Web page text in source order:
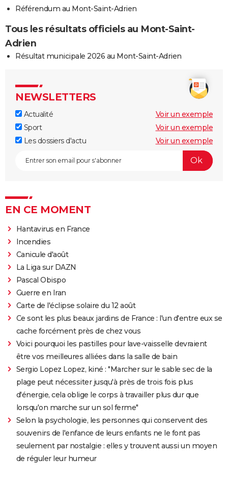
Référendum au Mont-Saint-Adrien
Tous les résultats officiels au Mont-Saint-
Adrien
Résultat municipale 2026 au Mont-Saint-Adrien
NEWSLETTERS
Actualité
Voir un exemple
Sport
Voir un exemple
Les dossiers d'actu
Voir un exemple
EN CE MOMENT
Hantavirus en France
Incendies
Canicule d'août
La Liga sur DAZN
Pascal Obispo
Guerre en Iran
Carte de l'éclipse solaire du 12 août
Ce sont les plus beaux jardins de France : l'un d'entre eux se
cache forcément près de chez vous
Voici pourquoi les pastilles pour lave-vaisselle devraient
être vos meilleures alliées dans la salle de bain
Sergio Lopez Lopez, kiné : "Marcher sur le sable sec de la
plage peut nécessiter jusqu'à près de trois fois plus
d'énergie, cela oblige le corps à travailler plus dur que
lorsqu'on marche sur un sol ferme"
Selon la psychologie, les personnes qui conservent des
souvenirs de l'enfance de leurs enfants ne le font pas
seulement par nostalgie : elles y trouvent aussi un moyen
de réguler leur humeur